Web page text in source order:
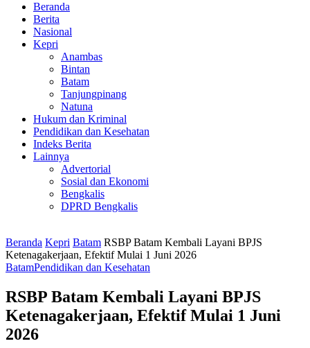
Beranda
Berita
Nasional
Kepri
Anambas
Bintan
Batam
Tanjungpinang
Natuna
Hukum dan Kriminal
Pendidikan dan Kesehatan
Indeks Berita
Lainnya
Advertorial
Sosial dan Ekonomi
Bengkalis
DPRD Bengkalis
Beranda Kepri Batam RSBP Batam Kembali Layani BPJS
Ketenagakerjaan, Efektif Mulai 1 Juni 2026
BatamPendidikan dan Kesehatan
RSBP Batam Kembali Layani BPJS
Ketenagakerjaan, Efektif Mulai 1 Juni
2026